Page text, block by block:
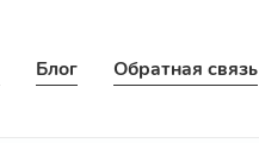
Блог Обратная связь